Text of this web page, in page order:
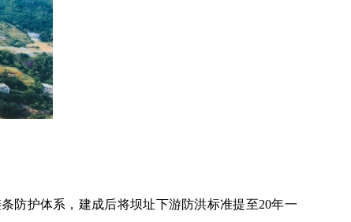
防护体系，建成后将坝址下游防洪标准提至20年一